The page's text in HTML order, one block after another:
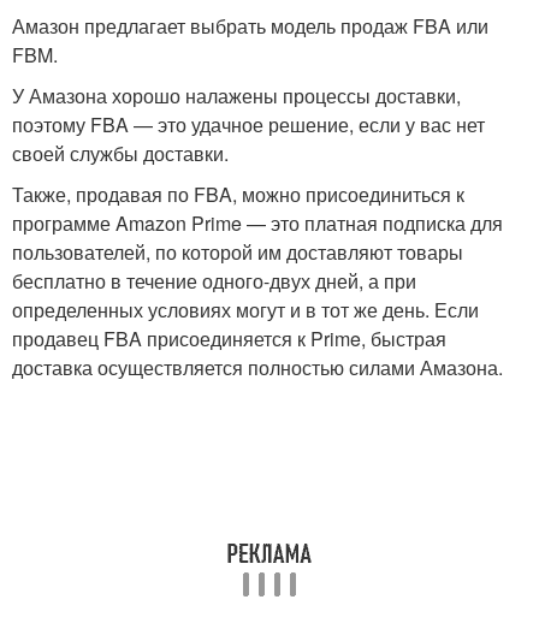
Амазон предлагает выбрать модель продаж FBA или
FBM.
У Амазона хорошо налажены процессы доставки,
поэтому FBA — это удачное решение, если у вас нет
своей службы доставки.
Также, продавая по FBA, можно присоединиться к
программе Amazon Prime — это платная подписка для
пользователей, по которой им доставляют товары
бесплатно в течение одного-двух дней, а при
определенных условиях могут и в тот же день. Если
продавец FBA присоединяется к Prime, быстрая
доставка осуществляется полностью силами Амазона.